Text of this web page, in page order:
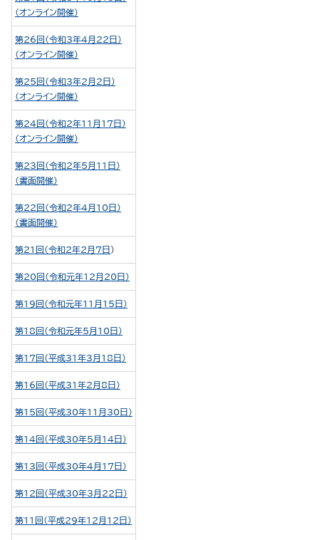
（オンライン開催）
第26回（令和3年4月22日）
（オンライン開催）
第25回（令和3年2月2日）
（オンライン開催）
第24回（令和2年11月17日）
（オンライン開催）
第23回（令和2年5月11日）
（書面開催）
第22回（令和2年4月10日）
（書面開催）
第21回（令和2年2月7日 ）
第20回（令和元年12月20日）
第19回（令和元年11月15日）
第18回（令和元年5月10日）
第17回（平成31年3月18日）
第16回（平成31年2月8日）
第15回（平成30年11月30日）
第14回（平成30年5月14日）
第13回（平成30年4月17日）
第12回（平成30年3月22日）
第11回（平成29年12月12日）